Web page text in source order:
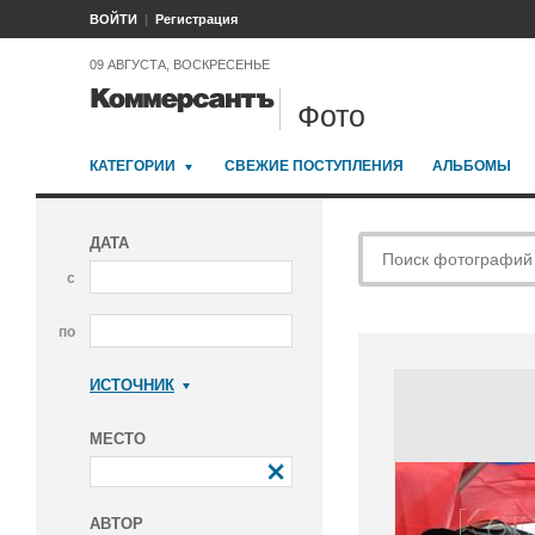
ВОЙТИ Регистрация
09 АВГУСТА, ВОСКРЕСЕНЬЕ
Фото
КАТЕГОРИИ СВЕЖИЕ ПОСТУПЛЕНИЯ АЛЬБОМЫ
ДАТА
с
по
ИСТОЧНИК
МЕСТО
АВТОР